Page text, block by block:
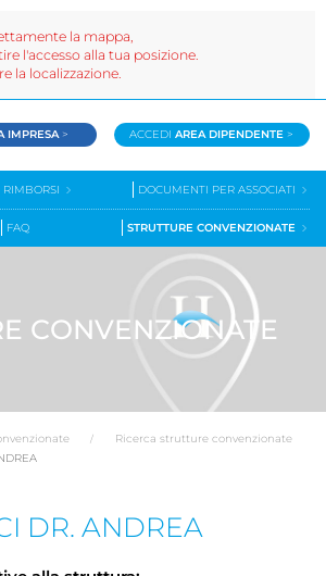
IMPRESA > ACCEDIAREA DIPENDENTE >
RIMBORSI DOCUMENTI PER ASSOCIATI
FAQ STRUTTURE CONVENZIONATE
CONVENZIONATE
Ricerca strutture convenzionate
DR. ANDREA
la mappa,
l'accesso alla tua posizione.
la localizzazione.